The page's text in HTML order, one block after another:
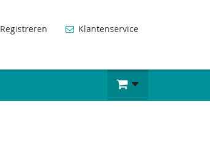
Registreren Klantenservice